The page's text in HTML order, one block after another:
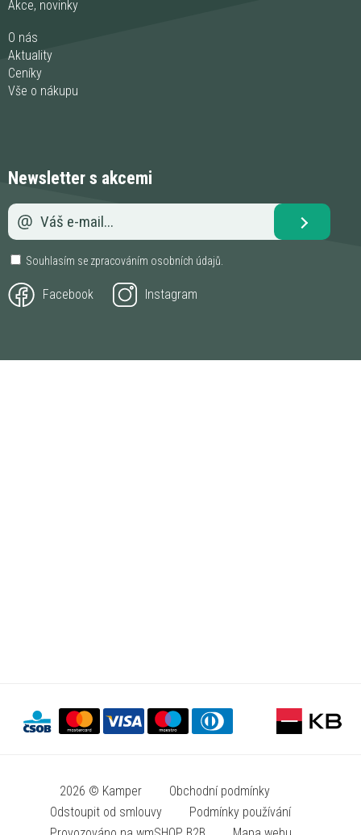
Akce, novinky
O nás
Aktuality
Ceníky
Vše o nákupu
Newsletter s akcemi
Souhlasím se zpracováním osobních údajů
Facebook Instagram
2026 © Kamper
Obchodní podmínky
Odstoupit od smlouvy
Podmínky používání